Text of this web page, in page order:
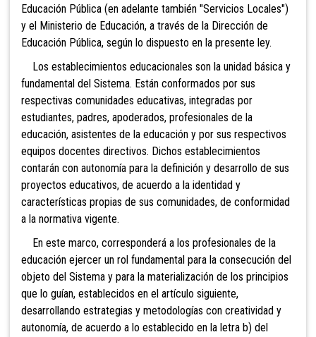
Educación Pública (en adelante también "Servicios Locales")
y el Ministerio de Educación, a través de la Dirección de
Educación Pública, según lo dispuesto en la presente ley.
Los establecimientos educacionales son la unidad básica y
fundamental del Sistema. Están conformados por sus
respectivas comunidades educativas, integradas por
estudiantes, padres, apoderados, profesionales de la
educación, asistentes de la educación y por sus respectivos
equipos docentes directivos. Dichos establecimientos
contarán con autonomía para la definición y desarrollo de sus
proyectos educativos, de acuerdo a la identidad y
características propias de sus comunidades, de conformidad
a la normativa vigente.
En este marco, corresponderá a los profesionales de la
educación ejercer un rol fundamental para la consecución del
objeto del Sistema y para la materialización de los principios
que lo guían, establecidos en el artículo siguiente,
desarrollando estrategias y metodologías con creatividad y
autonomía, de acuerdo a lo establecido en la letra b) del